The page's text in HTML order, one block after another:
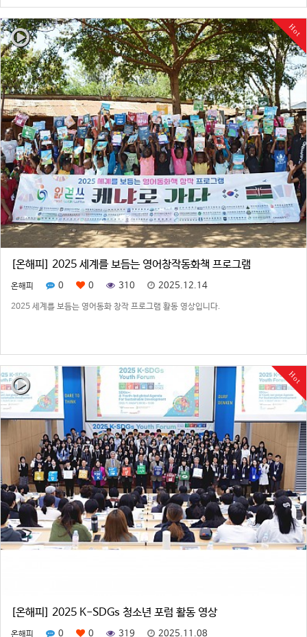
Hot
[온해피] 2025 세계를 보듬는 영어창작동화책 프로그램
온해피 0 0 310 2025.12.14
2025 세계를 보듬는 영어동화 창작 프로그램 활동 영상입니다.
Hot
[온해피] 2025 K-SDGs 청소년 포럼 활동 영상
온해피 0 0 319 2025.11.08